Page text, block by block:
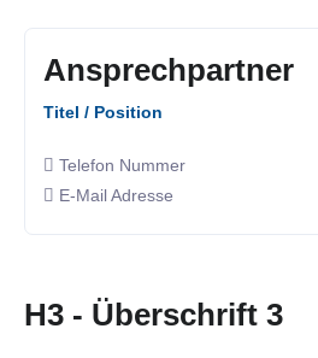
Ansprechpartner
Titel / Position
Telefon Nummer
E-Mail Adresse
H3 - Überschrift 3